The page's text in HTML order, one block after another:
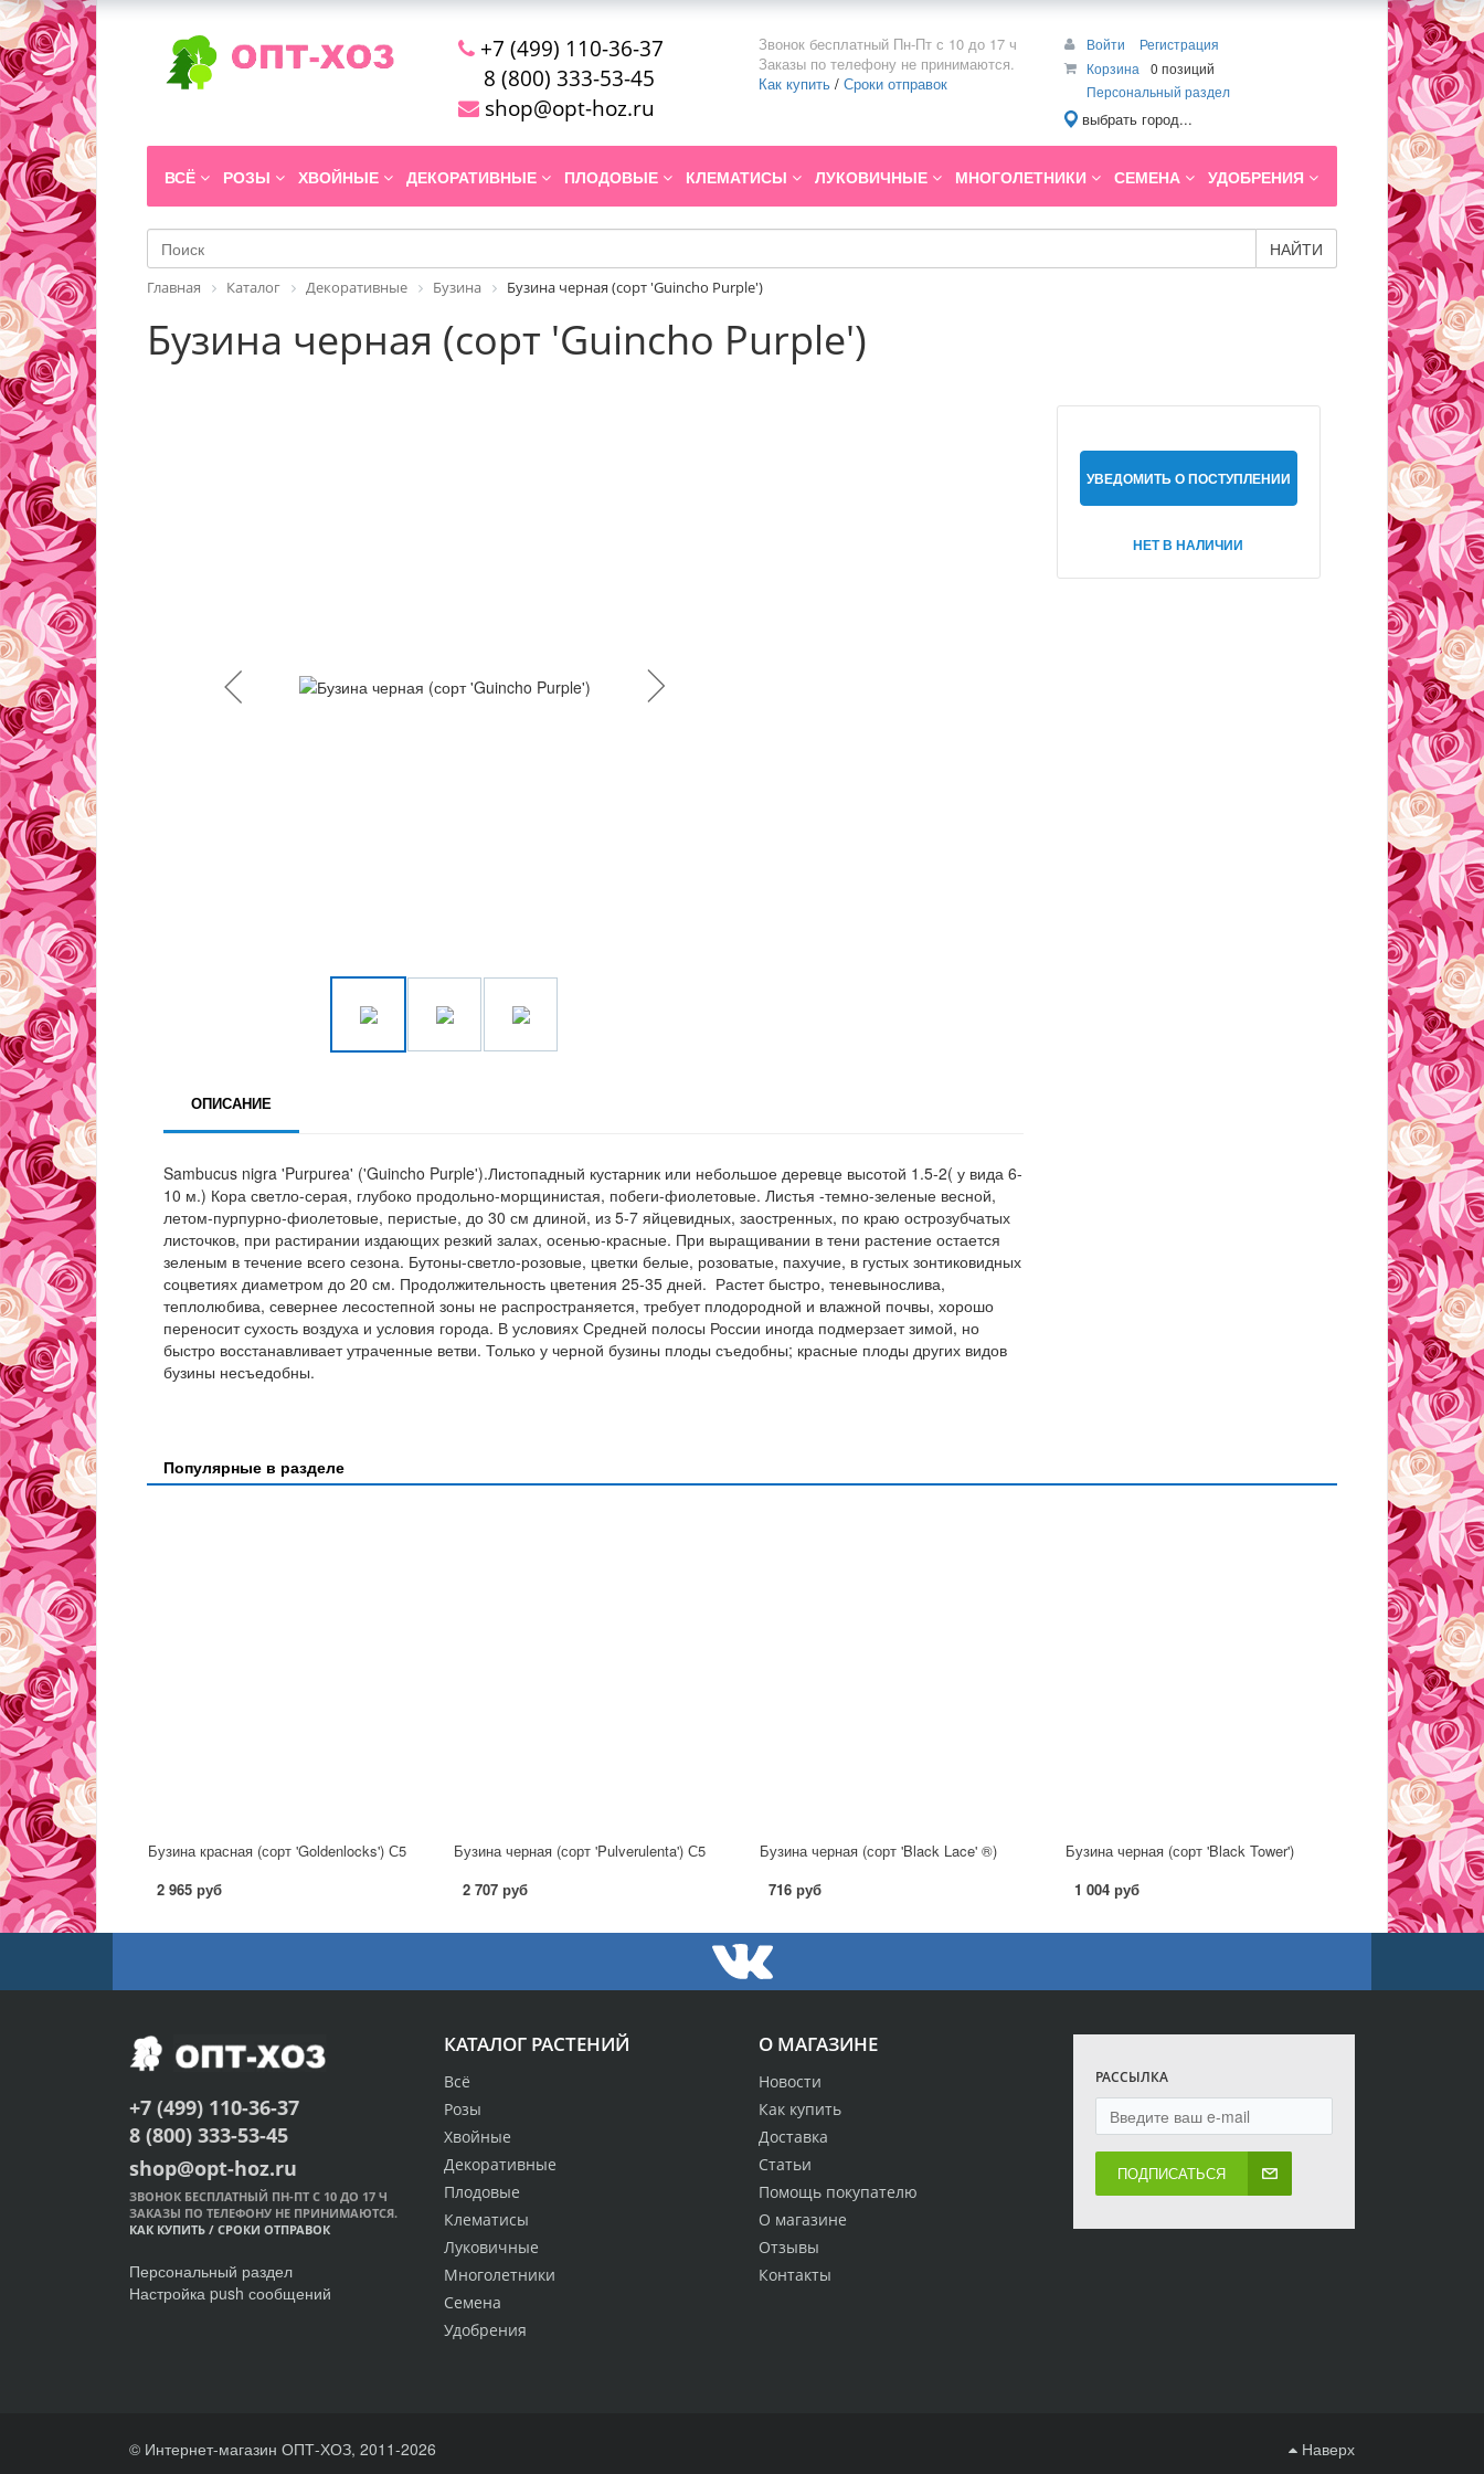
+7 (499) 110-36-37
8 (800) 333-53-45
shop@opt-hoz.ru
Звонок бесплатный Пн-Пт с 10 до 17 ч
Заказы по телефону не принимаются.
Как купить / Сроки отправок
Войти
Регистрация
Корзина
0 позиций
Персональный раздел
выбрать город...
ВСЁ РОЗЫ ХВОЙНЫЕ ДЕКОРАТИВНЫЕ ПЛОДОВЫЕ КЛЕМАТИСЫ ЛУКОВИЧНЫЕ МНОГОЛЕТНИКИ СЕМЕНА УДОБРЕНИЯ
НАЙТИ
Главная Каталог Декоративные Бузина Бузина черная (сорт 'Guincho Purple')
Бузина черная (сорт 'Guincho Purple')
УВЕДОМИТЬ О ПОСТУПЛЕНИИ
НЕТ В НАЛИЧИИ
ОПИСАНИЕ
Sambucus nigra 'Purpurea' ('Guincho Purple').Листопадный кустарник или небольшое деревце высотой 1.5-2( у вида 6-
10 м.) Кора светло-серая, глубоко продольно-морщинистая, побеги-фиолетовые. Листья -темно-зеленые весной,
летом-пурпурно-фиолетовые, перистые, до 30 см длиной, из 5-7 яйцевидных, заостренных, по краю острозубчатых
листочков, при растирании издающих резкий залах, осенью-красные. При выращивании в тени растение остается
зеленым в течение всего сезона. Бутоны-светло-розовые, цветки белые, розоватые, пахучие, в густых зонтиковидных
соцветиях диаметром до 20 см. Продолжительность цветения 25-35 дней. Растет быстро, теневынослива,
теплолюбива, севернее лесостепной зоны не распространяется, требует плодородной и влажной почвы, хорошо
переносит сухость воздуха и условия города. В условиях Средней полосы России иногда подмерзает зимой, но
быстро восстанавливает утраченные ветви. Только у черной бузины плоды съедобны; красные плоды других видов
бузины несъедобны.
Популярные в разделе
Бузина красная (сорт 'Goldenlocks') С5
2 965 руб
Бузина черная (сорт 'Pulverulenta') С5
2 707 руб
Бузина черная (сорт 'Black Lace' ®)
716 руб
Бузина черная (сорт 'Black Tower')
1 004 руб
О МАГАЗИНЕ
Новости
Как купить
Доставка
Статьи
Помощь покупателю
О магазине
Отзывы
Контакты
КАТАЛОГ РАСТЕНИЙ
Всё
Розы
Хвойные
Декоративные
Плодовые
Клематисы
Луковичные
Многолетники
Семена
Удобрения
РАССЫЛКА
ПОДПИСАТЬСЯ
+7 (499) 110-36-37
8 (800) 333-53-45
shop@opt-hoz.ru
ЗВОНОК БЕСПЛАТНЫЙ ПН-ПТ С 10 ДО 17 Ч
ЗАКАЗЫ ПО ТЕЛЕФОНУ НЕ ПРИНИМАЮТСЯ.
КАК КУПИТЬ / СРОКИ ОТПРАВОК
Персональный раздел
Настройка push сообщений
© Интернет-магазин ОПТ-ХОЗ, 2011-2026 Наверх